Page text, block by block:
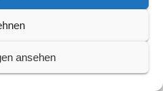
ansehen
Beitrag